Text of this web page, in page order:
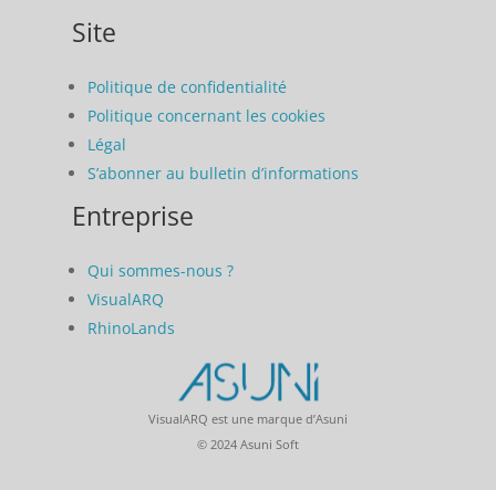
Site
Politique de confidentialité
Politique concernant les cookies
Légal
S’abonner au bulletin d’informations
Entreprise
Qui sommes-nous ?
VisualARQ
RhinoLands
VisualARQ est une marque d’Asuni
© 2024 Asuni Soft